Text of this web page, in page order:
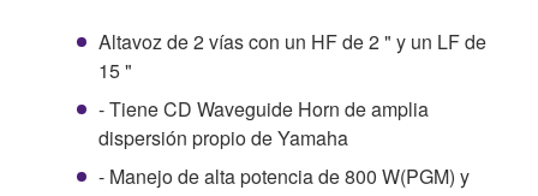
Altavoz de 2 vías con un HF de 2 " y un LF de
15 "
- Tiene CD Waveguide Horn de amplia
dispersión propio de Yamaha
- Manejo de alta potencia de 800 W(PGM) y